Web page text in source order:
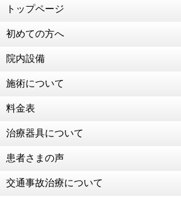
交通事故治療 強化中！！！
こう見えて食べることが好きなんです笑
124年ぶりの節分
成人のお祝いをいただきました！
お子様連れの患者様も大歓迎！
トップページ
初めての方へ
院内設備
施術について
料金表
治療器具について
患者さまの声
交通事故治療について